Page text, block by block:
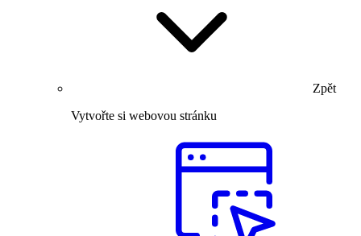
Zpět
Vytvořte si webovou stránku